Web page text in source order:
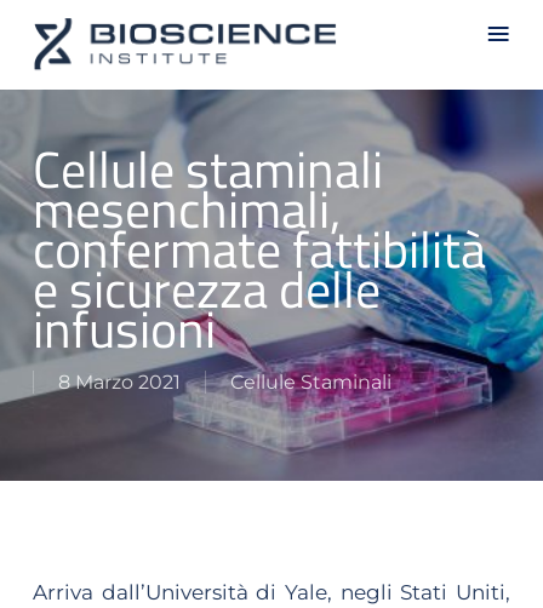
main
Cellule staminali
mesenchimali,
confermate fattibilità
e sicurezza delle
infusioni
8 Marzo 2021 Cellule Staminali
Arriva dall’Università di Yale, negli Stati Uniti,